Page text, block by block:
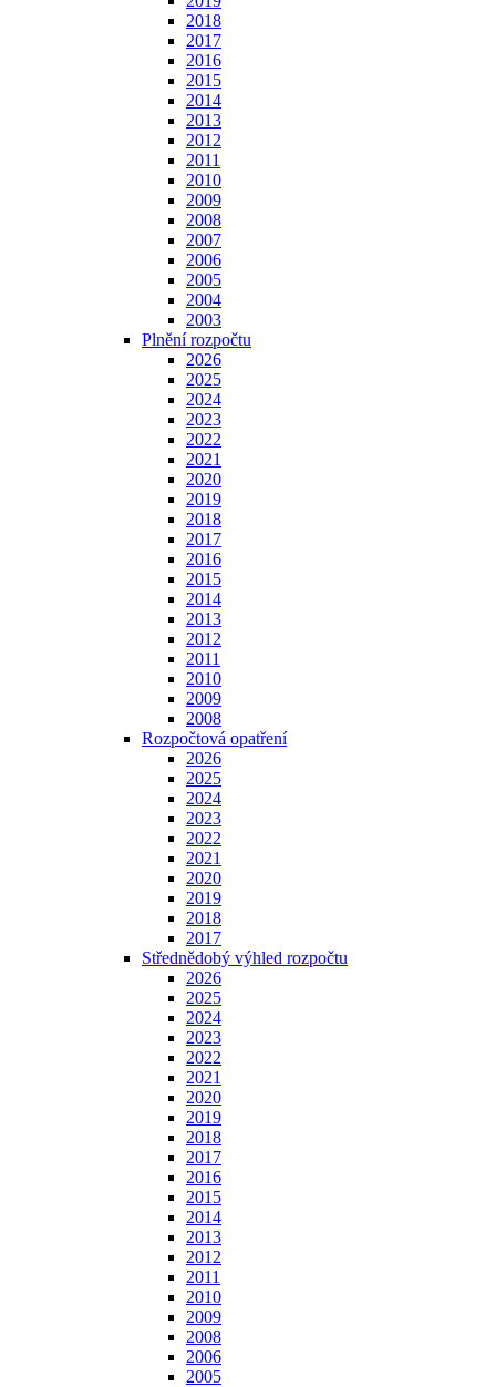
2018
2017
2016
2015
2014
2013
2012
2011
2010
2009
2008
2007
2006
2005
2004
2003
Plnění rozpočtu
2026
2025
2024
2023
2022
2021
2020
2019
2018
2017
2016
2015
2014
2013
2012
2011
2010
2009
2008
Rozpočtová opatření
2026
2025
2024
2023
2022
2021
2020
2019
2018
2017
Střednědobý výhled rozpočtu
2026
2025
2024
2023
2022
2021
2020
2019
2018
2017
2016
2015
2014
2013
2012
2011
2010
2009
2008
2006
2005